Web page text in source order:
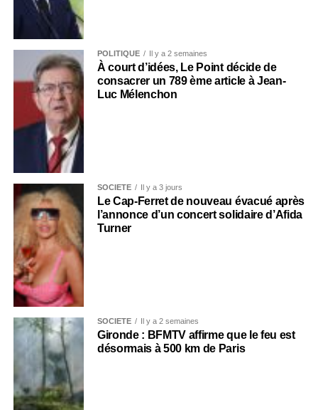
POLITIQUE Il y a 2 semaines
À court d’idées, Le Point décide de
consacrer un 789 ème article à Jean-
Luc Mélenchon
SOCIÉTÉ Il y a 3 jours
Le Cap-Ferret de nouveau évacué après
l’annonce d’un concert solidaire d’Afida
Turner
SOCIÉTÉ Il y a 2 semaines
Gironde : BFMTV affirme que le feu est
désormais à 500 km de Paris